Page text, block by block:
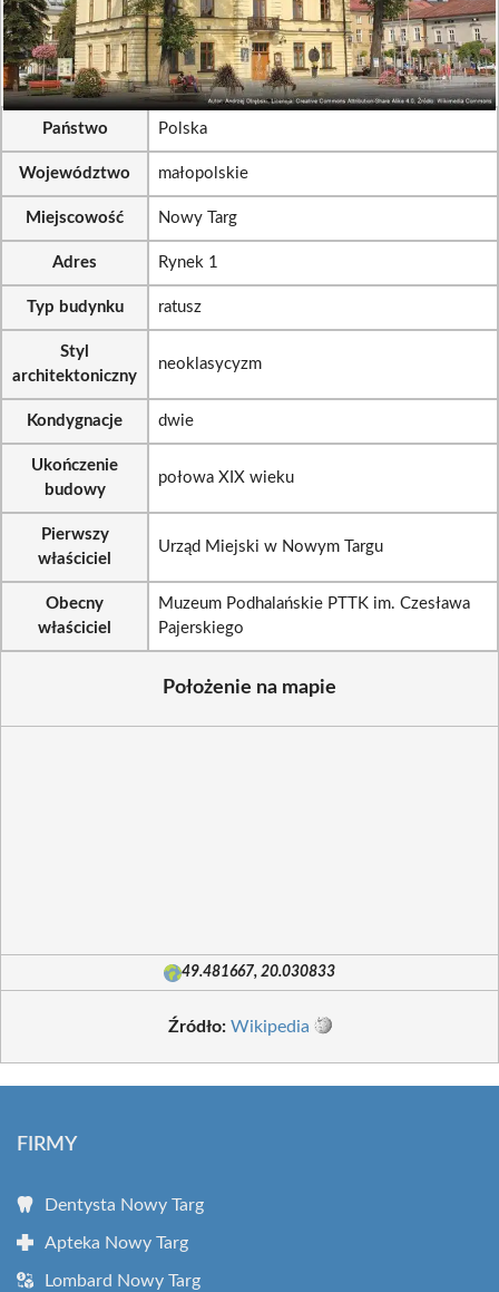
Państwo Polska
Województwo małopolskie
Miejscowość Nowy Targ
Adres Rynek 1
Typ budynku ratusz
Styl
architektoniczny
neoklasycyzm
Kondygnacje dwie
Ukończenie
budowy
połowa XIX wieku
Pierwszy
właściciel
Urząd Miejski w Nowym Targu
Obecny
właściciel
Muzeum Podhalańskie PTTK im. Czesława
Pajerskiego
Położenie na mapie
49.481667, 20.030833
Źródło: Wikipedia
FIRMY
Dentysta Nowy Targ
Apteka Nowy Targ
Lombard Nowy Targ